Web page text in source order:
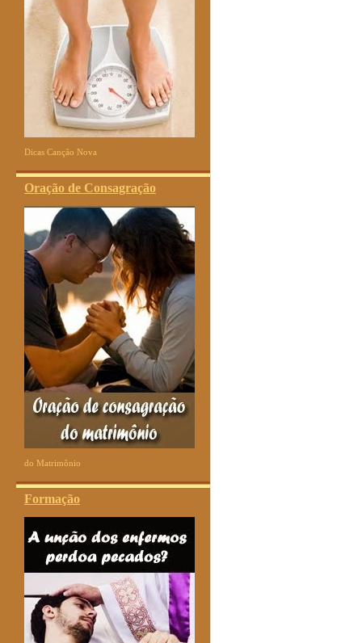
Dicas Canção Nova
Oração de Consagração
do Matrimônio
Formação